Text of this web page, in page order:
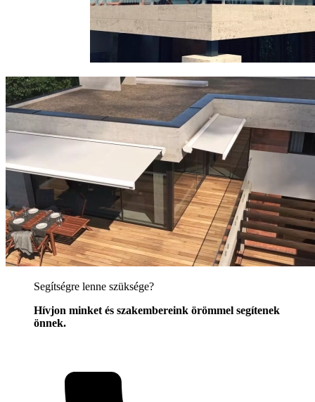
Segítségre lenne szüksége?
Hívjon minket és szakembereink örömmel segítenek
önnek.